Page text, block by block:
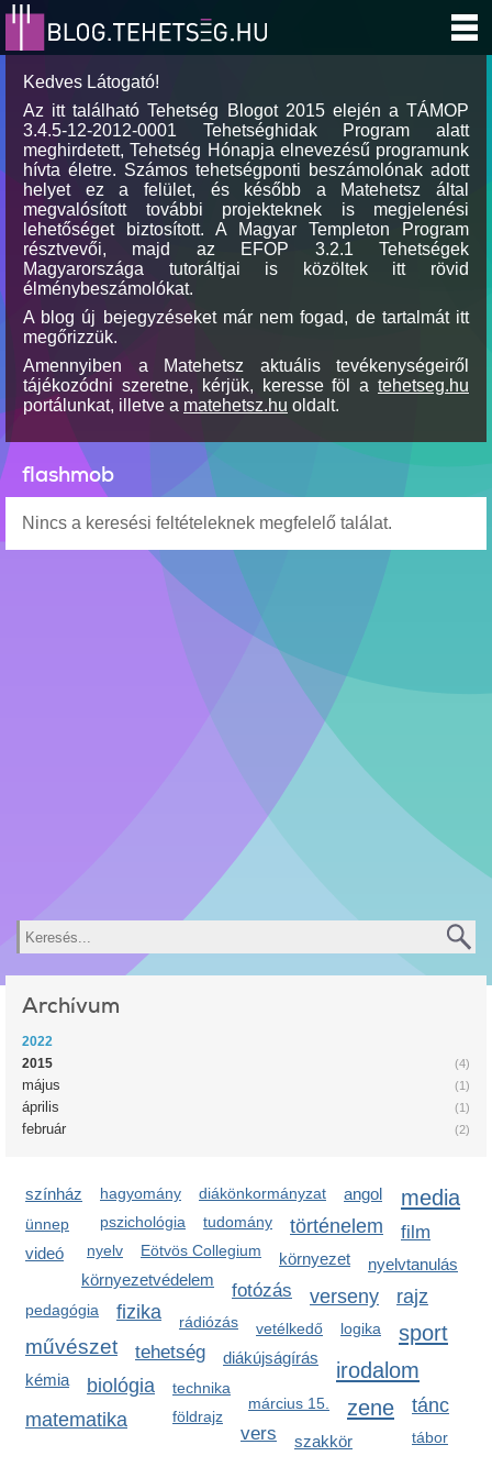
Kedves Látogató!
Az itt található Tehetség Blogot 2015 elején a TÁMOP
3.4.5-12-2012-0001 Tehetséghidak Program alatt
meghirdetett, Tehetség Hónapja elnevezésű programunk
hívta életre. Számos tehetségponti beszámolónak adott
helyet ez a felület, és később a Matehetsz által
megvalósított további projekteknek is megjelenési
lehetőséget biztosított. A Magyar Templeton Program
résztvevői, majd az EFOP 3.2.1 Tehetségek
Magyarországa tutoráltjai is közöltek itt rövid
élménybeszámolókat.
A blog új bejegyzéseket már nem fogad, de tartalmát itt
megőrizzük.
Amennyiben a Matehetsz aktuális tevékenységeiről
tájékozódni szeretne, kérjük, keresse föl a tehetseg.hu
portálunkat, illetve a matehetsz.hu oldalt.
flashmob
Nincs a keresési feltételeknek megfelelő találat.
Keresés
Archívum
2022
(4)
2015
(1)
május
(1)
április
(2)
február
színház hagyomány diákönkormányzat angol
pszichológia tudomány történelem
media
ünnep film
nyelv Eötvös Collegium
videó
környezet
környezetvédelem
nyelvtanulás
fotózás verseny
pedagógia
rajz
fizika rádiózás vetélkedő logika sport
művészet tehetség diákújságírás irodalom
kémia biológia
technika
március 15.
zene
matematika
tánc
földrajz
vers szakkör tábor